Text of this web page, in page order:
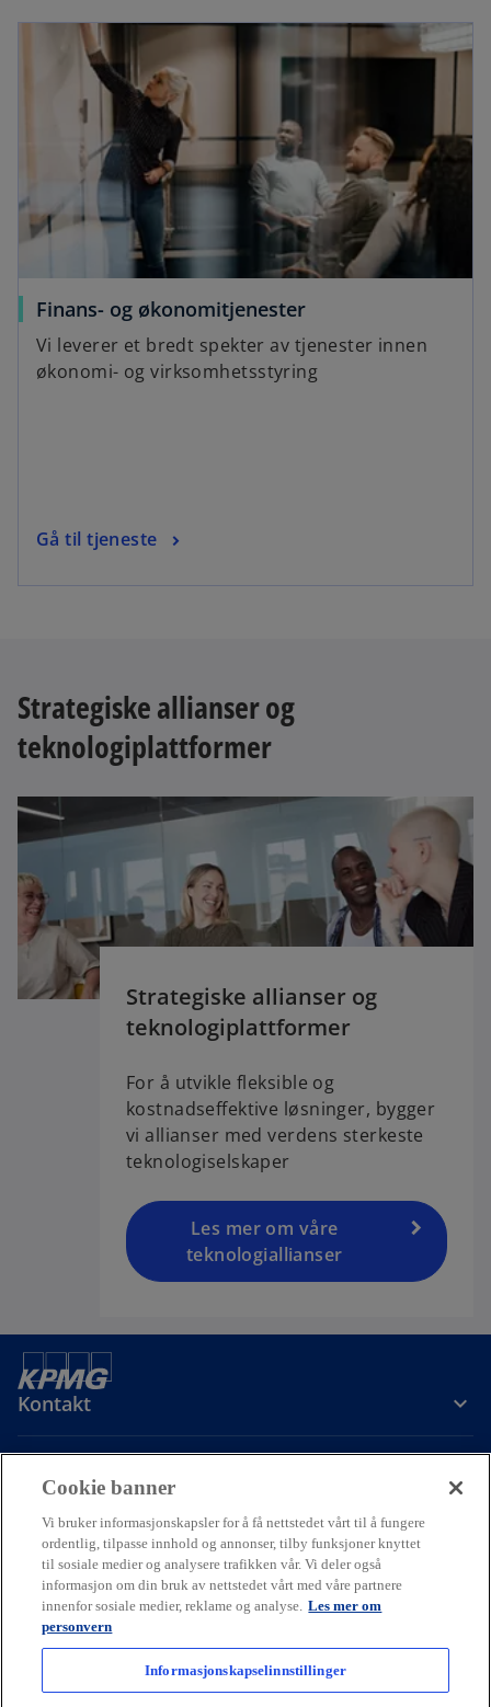
Finans- og økonomitjenester
Vi leverer et bredt spekter av tjenester innen
økonomi- og virksomhetsstyring
Gå til tjeneste
Strategiske allianser og
teknologiplattformer
Strategiske allianser og
teknologiplattformer
For å utvikle fleksible og
kostnadseffektive løsninger, bygger
vi allianser med verdens sterkeste
teknologiselskaper
Les mer om våre
teknologiallianser
Kontakt
Om oss
Karriere
o
e
n
s
o
p
e
n
s
o
p
e
n
s
© 2026 KPMG AS and KPMG Law Advokatfirma AS, Norwegian limited
Cookie banner
Vi bruker informasjonskapsler for å få nettstedet vårt til å fungere
ordentlig, tilpasse innhold og annonser, tilby funksjoner knyttet
til sosiale medier og analysere trafikken vår. Vi deler også
informasjon om din bruk av nettstedet vårt med våre partnere
innenfor sosiale medier, reklame og analyse. Les mer om
personvern
Informasjonskapselinnstillinger